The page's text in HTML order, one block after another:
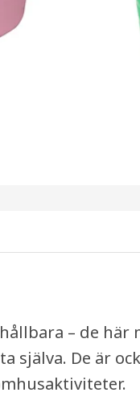
– de
själva. De är